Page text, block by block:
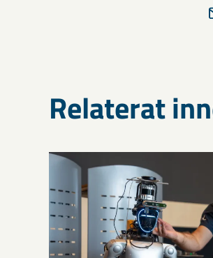
Relaterat